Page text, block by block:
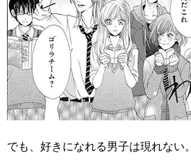
でも、好きになれる男子は現れない。